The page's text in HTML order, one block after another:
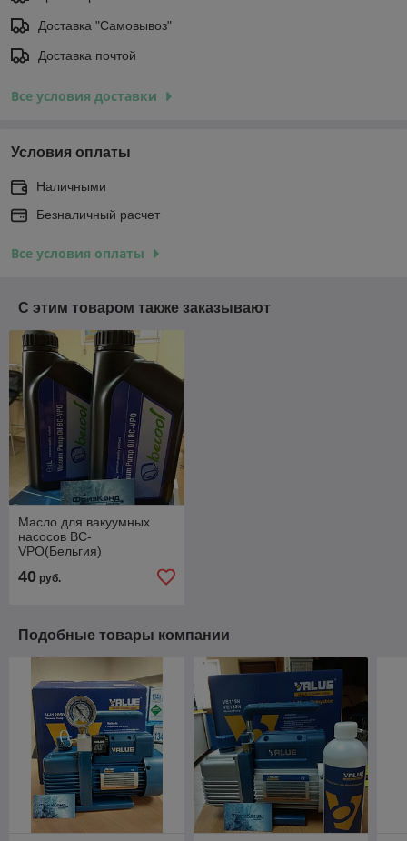
Доставка "Самовывоз"
Доставка почтой
Все условия доставки
Условия оплаты
Наличными
Безналичный расчет
Все условия оплаты
С этим товаром также заказывают
Масло для вакуумных
насосов BC-
VPO(Бельгия)
40 руб.
Подобные товары компании